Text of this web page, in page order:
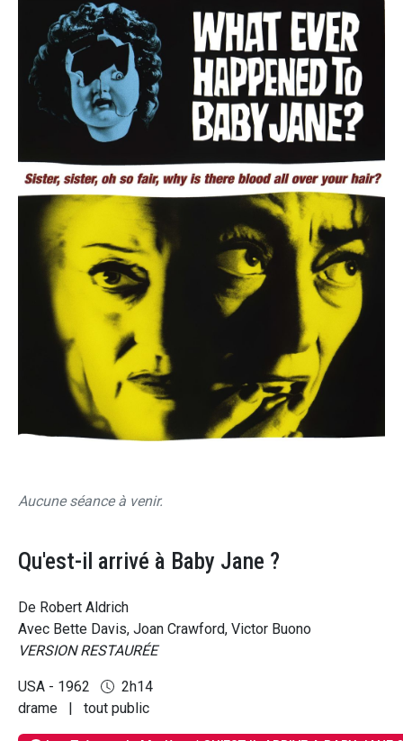
Aucune séance à venir.
Qu'est-il arrivé à Baby Jane ?
De Robert Aldrich
Avec Bette Davis, Joan Crawford, Victor Buono
VERSION RESTAURÉE
USA - 1962
2h14
drame
| tout public